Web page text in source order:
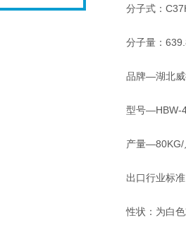
分子式：
分子量：
品牌—湖北威
型号—HBW-
产量—80KG/
出口行业标准
性状：为白色